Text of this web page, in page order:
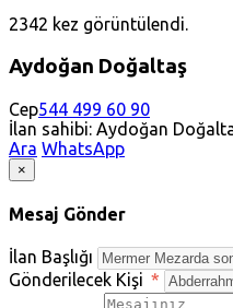
2342 kez görüntülendi.
Aydoğan Doğaltaş
Cep544 499 60 90
İlan sahibi: Aydoğan
Ara WhatsApp
×
Mesaj Gönder
İlan Başlığı
Gönderilecek Kişi *